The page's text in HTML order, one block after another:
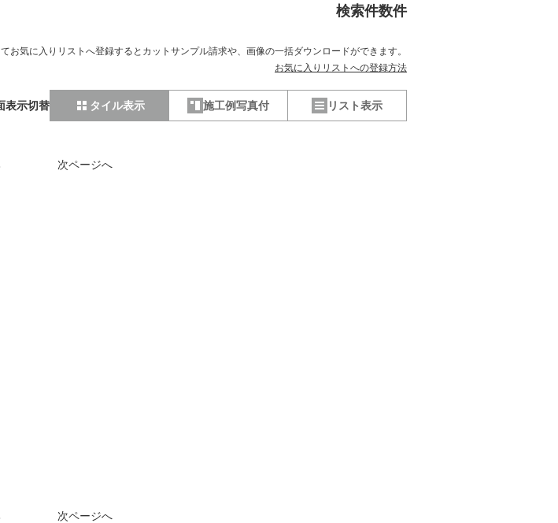
検索件数件
お気に入りリストへ登録するとカットサンプル請求や、 画像の一括ダウンロードができます。
お気に入りリストへの登録方法
表示切替 タイル表示 施工例写真付 リスト表示
次ページへ
次ページへ